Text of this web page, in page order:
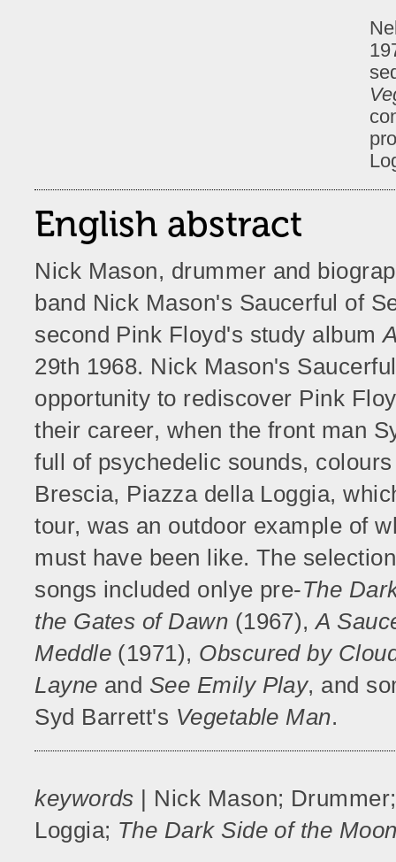
English abstract
Nick Mason, drummer and
band Nick Mason's Saucerful of
second Pink Floyd's study album
29th 1968. Nick Mason's
opportunity to rediscover Pink
their career, when the front man
full of psychedelic sounds,
Brescia, Piazza della Loggia,
tour, was an outdoor example of
must have been like. The
songs included onlye pre-The
the Gates of Dawn (1967),A
Meddle (1971), Obscured by
Layne and See Emily Play, and
Syd Barrett's Vegetable Man.
keywords | Nick Mason;
Loggia; The Dark Side of the